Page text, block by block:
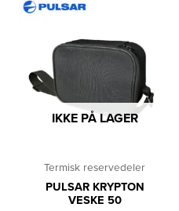
IKKE PÅ LAGER
Termisk reservedeler
PULSAR KRYPTON
VESKE 50